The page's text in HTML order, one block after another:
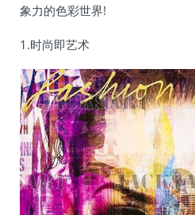
象力的色彩世界!
1.时尚即艺术